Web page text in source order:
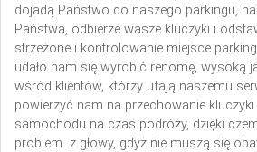
dojadą Państwo do naszego parkingu,
Państwa, odbierze wasze kluczyki i
strzeżone i kontrolowanie miejsce
udało nam się wyrobić renomę, wysoką
wśród klientów, którzy ufają naszemu
powierzyć nam na przechowanie
samochodu na czas podróży, dzięki
problem z głowy, gdyż nie muszą się